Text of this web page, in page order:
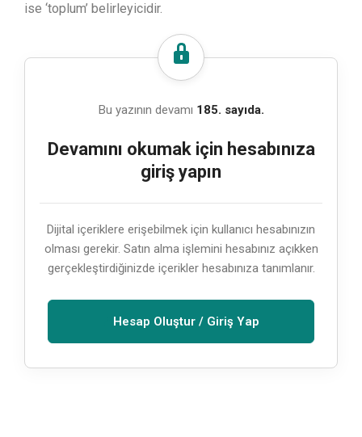
ise ‘toplum’ belirleyicidir.
Bu yazının devamı 185. sayıda.
Devamını okumak için hesabınıza
giriş yapın
Dijital içeriklere erişebilmek için kullanıcı hesabınızın
olması gerekir. Satın alma işlemini hesabınız açıkken
gerçekleştirdiğinizde içerikler hesabınıza tanımlanır.
Hesap Oluştur / Giriş Yap